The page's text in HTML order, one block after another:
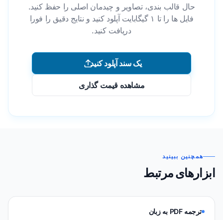
حال قالب بندی، تصاویر و چیدمان اصلی را حفظ کنید.
فایل ها را تا ۱ گیگابایت آپلود کنید و نتایج دقیق را فورا
دریافت کنید.
یک سند آپلود کنید
مشاهده قیمت گذاری
همچنین ببینید
ابزارهای مرتبط
ترجمه PDF به زبان